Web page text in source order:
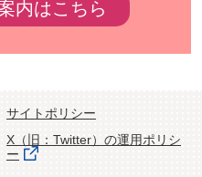
内はこちら
サイトポリシー
X（旧：Twitter）の運用ポリシ
ー